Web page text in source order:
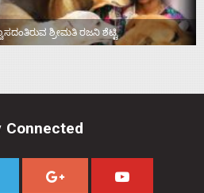
ಶ್ರೀಮತಿ ರಜನಿ ಶೆಟ್ಟಿ
Connected